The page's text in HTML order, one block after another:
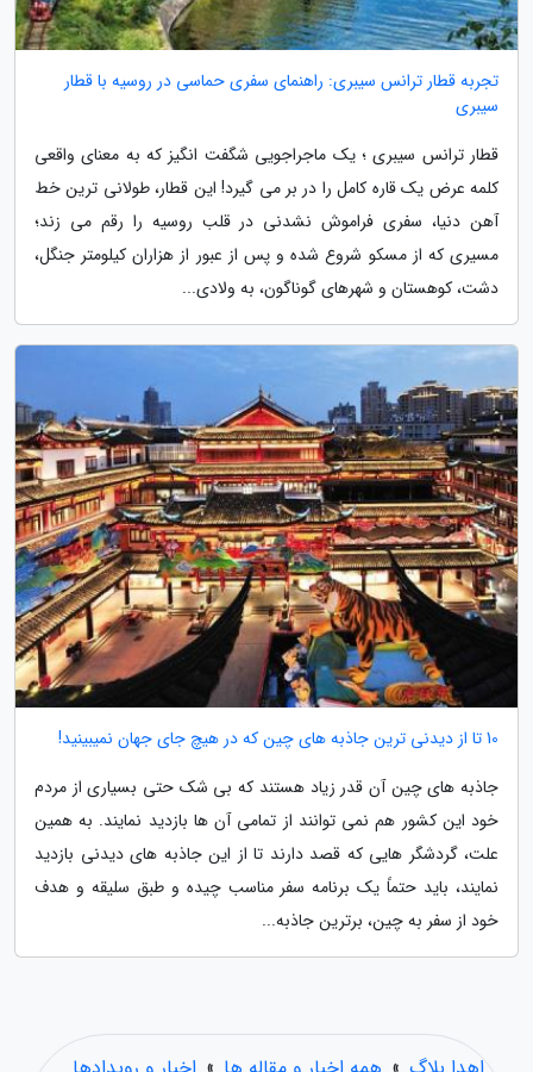
تجربه قطار ترانس سیبری: راهنمای سفری حماسی در روسیه با قطار
سیبری
قطار ترانس سیبری ؛ یک ماجراجویی شگفت انگیز که به معنای واقعی
کلمه عرض یک قاره کامل را در بر می گیرد! این قطار، طولانی ترین خط
آهن دنیا، سفری فراموش نشدنی در قلب روسیه را رقم می زند؛
مسیری که از مسکو شروع شده و پس از عبور از هزاران کیلومتر جنگل،
دشت، کوهستان و شهرهای گوناگون، به ولادی...
10 تا از دیدنی ترین جاذبه های چین که در هیچ جای جهان نمیبینید!
جاذبه های چین آن قدر زیاد هستند که بی شک حتی بسیاری از مردم
خود این کشور هم نمی توانند از تمامی آن ها بازدید نمایند. به همین
علت، گردشگر هایی که قصد دارند تا از این جاذبه های دیدنی بازدید
نمایند، باید حتماً یک برنامه سفر مناسب چیده و طبق سلیقه و هدف
خود از سفر به چین، برترین جاذبه...